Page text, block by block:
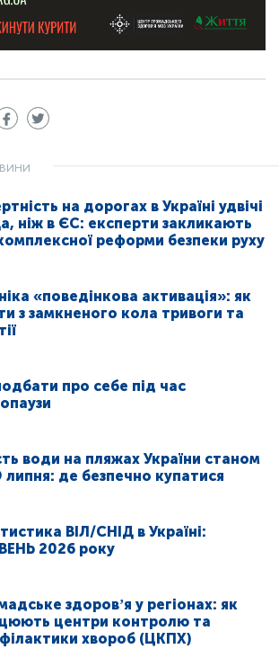
на дорогах в Україні удвічі
ніж в ЄС: експерти закликають
реформи безпеки руху
«поведінкова активація»: як
з замкненого кола тривоги та
про себе під час
води на пляжах України станом
липня: де безпечно купатися
ВІЛ/СНІД в Україні:
2026 року
здоровʼя у регіонах: як
центри контролю та
хвороб (ЦКПХ)